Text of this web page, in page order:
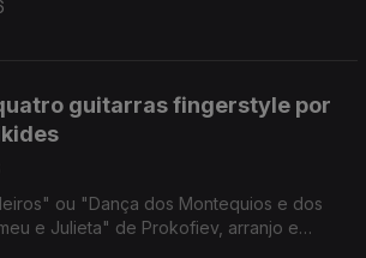
guitarras fingerstyle por
ou "Dança dos Montequios e dos
e Julieta" de Prokofiev, arranjo e